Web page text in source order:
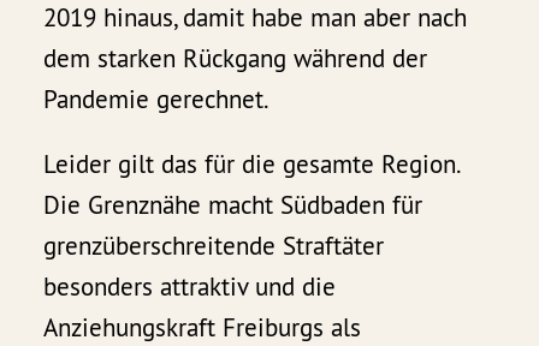
2019 hinaus, damit habe man aber nach
dem starken Rückgang während der
Pandemie gerechnet.
Leider gilt das für die gesamte Region.
Die Grenznähe macht Südbaden für
grenzüberschreitende Straftäter
besonders attraktiv und die
Anziehungskraft Freiburgs als